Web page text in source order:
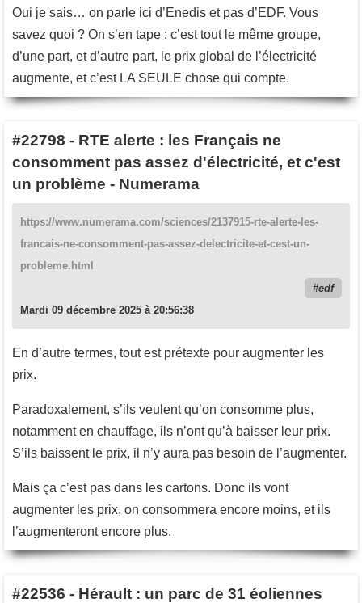
Oui je sais… on parle ici d’Enedis et pas d’EDF. Vous
savez quoi ? On s’en tape : c’est tout le même groupe,
d’une part, et d’autre part, le prix global de l’électricité
augmente, et c’est LA SEULE chose qui compte.
#22798 - RTE alerte : les Français ne
consomment pas assez d'électricité, et c'est
un problème - Numerama
https://www.numerama.com/sciences/2137915-rte-alerte-les-
francais-ne-consomment-pas-assez-delectricite-et-cest-un-
probleme.html
edf
Mardi 09 décembre 2025 à 20:56:38
En d’autre termes, tout est prétexte pour augmenter les
prix.
Paradoxalement, s’ils veulent qu’on consomme plus,
notamment en chauffage, ils n’ont qu’à baisser leur prix.
S’ils baissent le prix, il n’y aura pas besoin de l’augmenter.
Mais ça c’est pas dans les cartons. Donc ils vont
augmenter les prix, on consommera encore moins, et ils
l’augmenteront encore plus.
#22536 - Hérault : un parc de 31 éoliennes